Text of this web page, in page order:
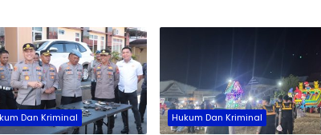
Dan Kriminal Hukum Dan Kriminal